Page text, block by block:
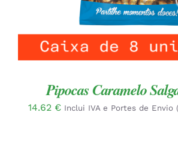
Pipocas Caramelo
14.62 € Inclui IVA e Portes de Envio